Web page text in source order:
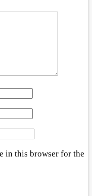
in this browser for the